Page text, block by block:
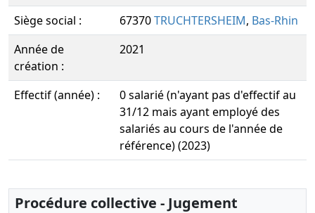
Siège social :
67370TRUCHTERSHEIM, Bas-Rhin
Année de
création :
2021
Effectif (année) :
0 salarié (n'ayant pas d'effectif au
31/12 mais ayant employé des
salariés au cours de l'année de
référence) (2023)
Procédure collective - Jugement